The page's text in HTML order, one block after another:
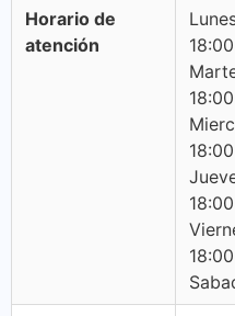
Horario de
atención
18:00
18:00
18:00
18:00
18:00